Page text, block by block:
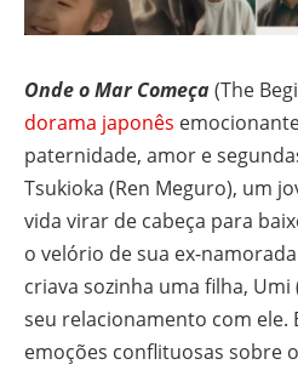
Onde o Mar Começa(The
dorama japonês
paternidade, amor e
Tsukioka (Ren Meguro), um
vida virar de cabeça para
o velório de sua ex-
criava sozinha uma filha,
seu relacionamento com ele.
emoções conflituosas sobre